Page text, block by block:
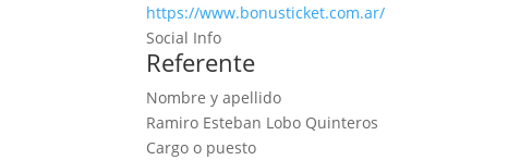
https://www.bonusticket.com.ar/
Social Info
Referente
Nombre y apellido
Ramiro Esteban Lobo Quinteros
Cargo o puesto